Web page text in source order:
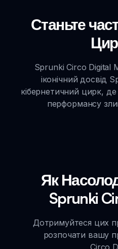
Станьте
Sprunki Circo Digital
іконічний досвід
кібернетичний цирк, де
перформансу
Як
Sprunki
Дотримуйтеся цих
розпочати вашу
Circo